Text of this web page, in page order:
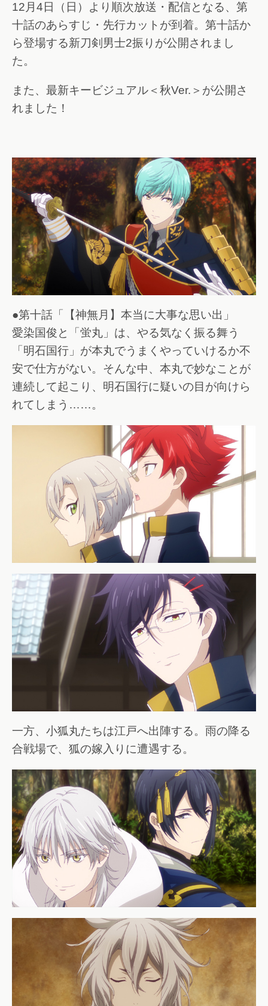
12月4日（日）より順次放送・配信となる、第
十話のあらすじ・先行カットが到着。第十話か
ら登場する新刀剣男士2振りが公開されまし
た。
また、最新キービジュアル＜秋Ver.＞が公開さ
れました！
●第十話「【神無月】本当に大事な思い出」
愛染国俊と「蛍丸」は、やる気なく振る舞う
「明石国行」が本丸でうまくやっていけるか不
安で仕方がない。そんな中、本丸で妙なことが
連続して起こり、明石国行に疑いの目が向けら
れてしまう……。
一方、小狐丸たちは江戸へ出陣する。雨の降る
合戦場で、狐の嫁入りに遭遇する。